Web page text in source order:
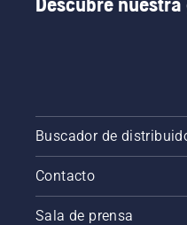
objetivo
sea el
más alto
Buscador de
Contacto
Sala de prensa